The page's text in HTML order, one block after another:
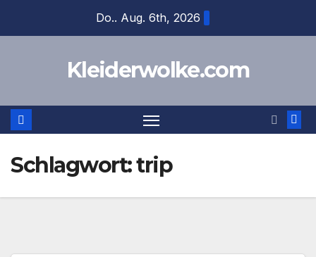
Do.. Aug. 6th, 2026
Kleiderwolke.com
Schlagwort:trip